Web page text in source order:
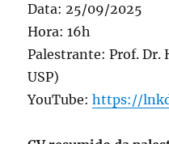
Data: 25/09/2025
Hora: 16h
Palestrante: Prof. Dr.
USP)
YouTube:https://